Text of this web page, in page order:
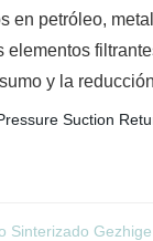
en petróleo,
elementos
y la
Sinterizado